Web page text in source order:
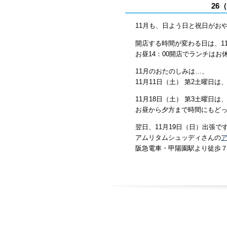
26
11月も、日よう日と祝日がお
開店する時間が変わる日は、
お昼14：00開店でランチはお
11月のおたのしみは…、
11月11日（土） 第2土曜日は、
11月18日（土） 第3土曜日は
お昼から夕方まで時間にもど
翌日、11月19日（日）出張で
アムリタムシュッディさんの
阪急電車・甲陽園駅より徒歩